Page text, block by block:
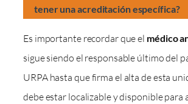
tener una acreditación específica?
Es importante recordar que el médico
sigue siendo el responsable último del
URPA hasta que firma el alta de esta
debe estar localizable y disponible para